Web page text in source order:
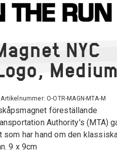
NYC
Medium
O-OTR-MAGN-MTA-M
föreställande
Authority's (MTA)
som har hand om den
9 x 9cm